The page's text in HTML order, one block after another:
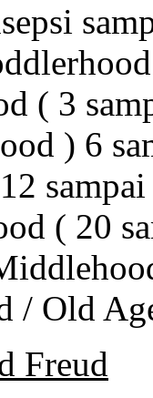
( 3
) 6
( 20
/ Old
Freud